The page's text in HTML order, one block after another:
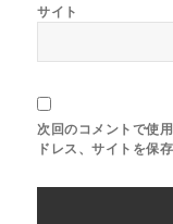
サイト
次回のコメントで使
ドレス、サイトを保存